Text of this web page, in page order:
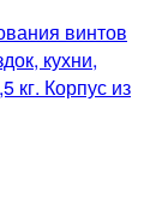
винтов
кухни,
кг. Корпус из